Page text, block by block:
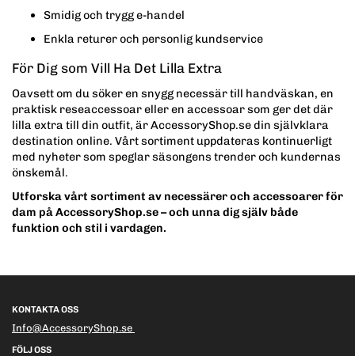
Smidig och trygg e-handel
Enkla returer och personlig kundservice
För Dig som Vill Ha Det Lilla Extra
Oavsett om du söker en snygg necessär till handväskan, en
praktisk reseaccessoar eller en accessoar som ger det där
lilla extra till din outfit, är AccessoryShop.se din självklara
destination online. Vårt sortiment uppdateras kontinuerligt
med nyheter som speglar säsongens trender och kundernas
önskemål.
Utforska vårt sortiment av necessärer och accessoarer för
dam på AccessoryShop.se – och unna dig själv både
funktion och stil i vardagen.
KONTAKTA OSS
Info@AccessoryShop.se
FÖLJ OSS